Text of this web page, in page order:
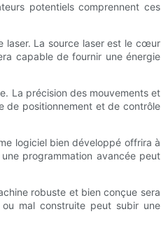
potentiels comprennent ces
laser. La source laser est le cœur
capable de fournir une énergie
La précision des mouvements et
de positionnement et de contrôle
logiciel bien développé offrira à
programmation avancée peut
robuste et bien conçue sera
mal construite peut subir une